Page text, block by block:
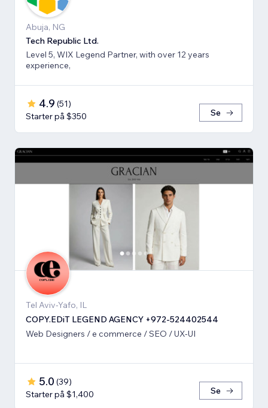
Abuja, NG
Tech Republic Ltd.
Level 5, WIX Legend Partner, with over 12 years
experience,
4.9 (51)
Starter på $350
Se
Tel Aviv-Yafo, IL
COPY.EDiT LEGEND AGENCY +972-524402544
Web Designers / e commerce / SEO / UX-UI
5.0 (39)
Starter på $1,400
Se